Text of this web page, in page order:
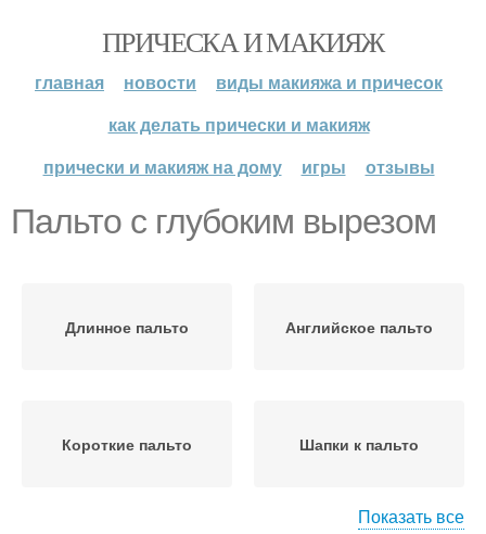
ПРИЧЕСКА И МАКИЯЖ
главная новости
виды макияжа и причесок
как делать прически и макияж
прически и макияж на дому
игры отзывы
Пальто с глубоким вырезом
Длинное пальто Английское пальто
Короткие пальто Шапки к пальто
Показать все